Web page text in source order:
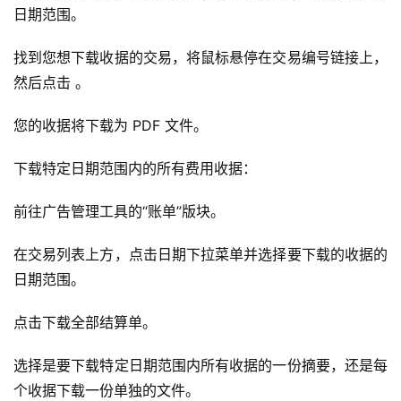
日期范围。
找到您想下载收据的交易，将鼠标悬停在交易编号链接上，
然后点击 。
您的收据将下载为 PDF 文件。
下载特定日期范围内的所有费用收据：
前往广告管理工具的“账单”版块。
在交易列表上方，点击日期下拉菜单并选择要下载的收据的
日期范围。
点击下载全部结算单。
选择是要下载特定日期范围内所有收据的一份摘要，还是每
个收据下载一份单独的文件。